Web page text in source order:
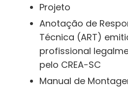
Projeto
Anotação de
Técnica (ART)
profissional
pelo CREA-SC
Manual de